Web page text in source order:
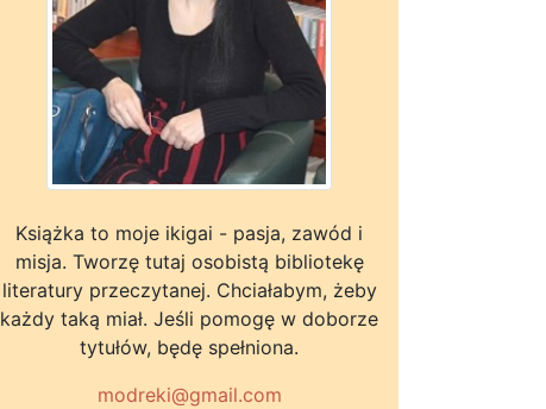
Książka to moje ikigai - pasja, zawód i
misja. Tworzę tutaj osobistą bibliotekę
literatury przeczytanej. Chciałabym, żeby
każdy taką miał. Jeśli pomogę w doborze
tytułów, będę spełniona.
modreki@gmail.com